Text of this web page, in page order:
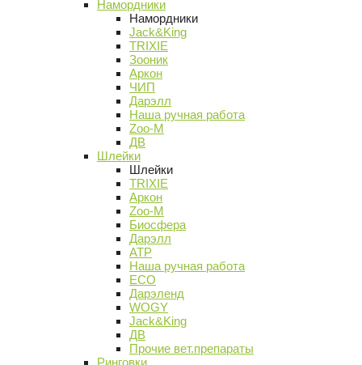
Намордники
Намордники
Jack&King
TRIXIE
Зооник
Аркон
ЧИП
Дарэлл
Наша ручная работа
Zoo-M
ДВ
Шлейки
Шлейки
TRIXIE
Аркон
Zoo-M
Биосфера
Дарэлл
АТР
Наша ручная работа
ECO
Дарэленд
WOGY
Jack&King
ДВ
Прочие вет.препараты
Ринговки